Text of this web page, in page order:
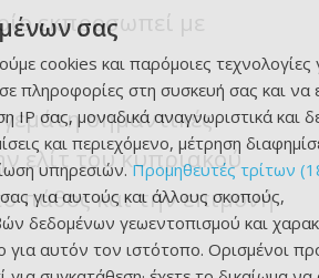
εκπροσωπεί με
σημαντικές
ελίτ του κυπριακού
πάθος και την επιμονή
σας
cookies και παρόμοιες τεχνολογίες
πληροφορίες στη συσκευή σας και να
IP σας, μοναδικά αναγνωριστικά και
και περιεχόμενο, μέτρηση
υπηρεσιών.Προμηθευτές τρίτων
για αυτούς και άλλους σκοπούς,
δεδομένων γεωεντοπισμού και
αυτόν τον ιστότοπο. Ορισμένοι